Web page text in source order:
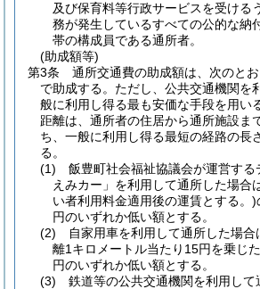
及び保育料等行政サービスを受ける
務が発生しているすべての公的な納
帯の構成員である通所者。
(助成額等)
第3条
通所交通費の助成額は、次のと
で助成する。 ただし、公共交通機関を
般に利用し得る最も安価な手段を用い
距離は、通所者の住居から通所施設ま
ち、一般に利用し得る最短の経路の長
る。
(1)
飯豊町社会福祉協議会が運営する
えみカー」を利用して通所した場合
い者利用料金適用後の運賃とする。)
円のいずれか低い額とする。
(2)
自家用車を利用して通所した場
離1キロメートル当たり15円を乗じ
円のいずれか低い額とする。
(3)
鉄道等の公共交通機関を利用し